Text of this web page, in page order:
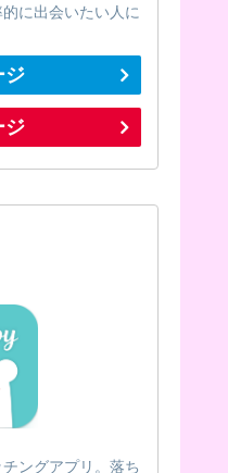
に出会いたい人に
ジ
ジ
ングアプリ。落ち